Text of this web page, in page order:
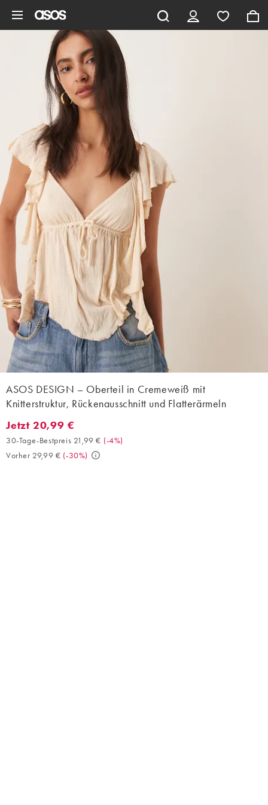
ASOS DESIGN – Oberteil in Cremeweiß mit
Knitterstruktur, Rückenausschnitt und Flatterärmeln
Jetzt 20,99 €. 30-Tage-Bestpreis 21,99 € (-4%). Vorher 29,99 €.
Jetzt 20,99 €
30-Tage-Bestpreis 21,99 € (-4%)
Vorher 29,99 € (-30%)